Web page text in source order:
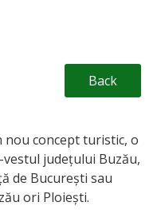
Back
nou concept turistic, o
județului Buzău,
de București sau
ori Ploiești.